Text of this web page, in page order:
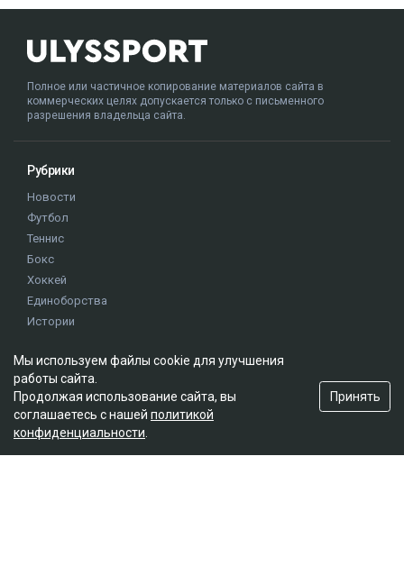
Полное или частичное копирование материалов сайта в
коммерческих целях допускается только с письменного
разрешения владельца сайта.
Рубрики
Новости
Футбол
Теннис
Бокс
Хоккей
Единоборства
Истории
Редакция
О проекте
Правила сайта
Мы используем файлы cookie для улучшения
работы сайта.
Продолжая использование сайта, вы
соглашаетесь с нашей политикой
конфиденциальности
Принять